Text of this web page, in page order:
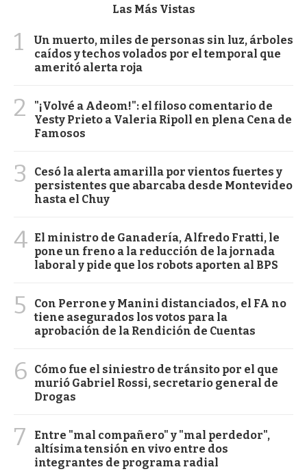
Las Más Vistas
1
Un muerto, miles de personas sin luz, árboles
caídos y techos volados por el temporal que
ameritó alerta roja
2
"¡Volvé a Adeom!": el filoso comentario de
Yesty Prieto a Valeria Ripoll en plena Cena de
Famosos
3
Cesó la alerta amarilla por vientos fuertes y
persistentes que abarcaba desde Montevideo
hasta el Chuy
4 El ministro de Ganadería, Alfredo Fratti, le
pone un freno a la reducción de la jornada
laboral y pide que los robots aporten al BPS
5
Con Perrone y Manini distanciados, el FA no
tiene asegurados los votos para la
aprobación de la Rendición de Cuentas
6
Cómo fue el siniestro de tránsito por el que
murió Gabriel Rossi, secretario general de
Drogas
7
Entre "mal compañero" y "mal perdedor",
altísima tensión en vivo entre dos
integrantes de programa radial